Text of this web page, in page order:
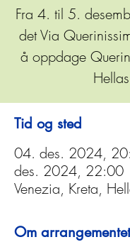
Fra 4. til 5.
det Via
å oppdage
Tid og sted
04. des. 2024,
des. 2024, 22:00
Venezia, Kreta,
Om arrangementet